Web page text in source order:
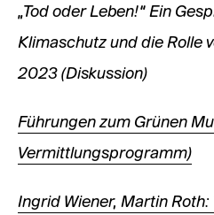
„Tod oder Leben!“ Ein
Klimaschutz und die Rolle
2023 (Diskussion)
Führungen zum Grünen
Vermittlungsprogramm)
Ingrid Wiener, Martin